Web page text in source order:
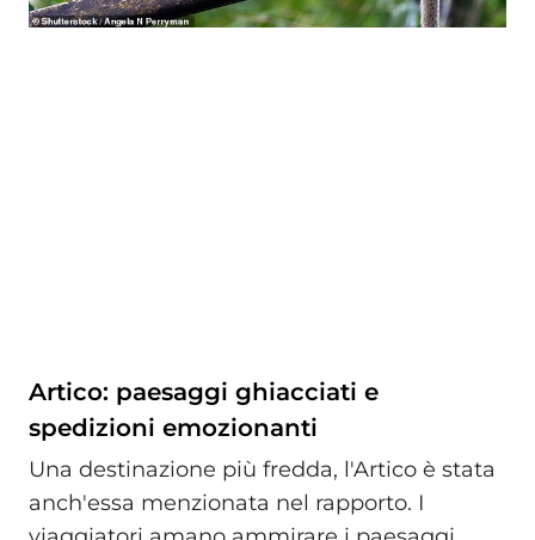
Artico: paesaggi ghiacciati e
spedizioni emozionanti
Una destinazione più fredda, l'Artico è stata
anch'essa menzionata nel rapporto. I